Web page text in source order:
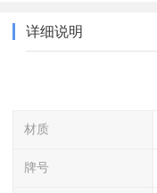
详细说明
材质
牌号